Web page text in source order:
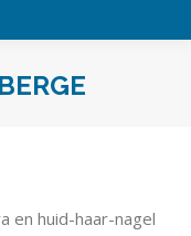
en huid-haar-nagel